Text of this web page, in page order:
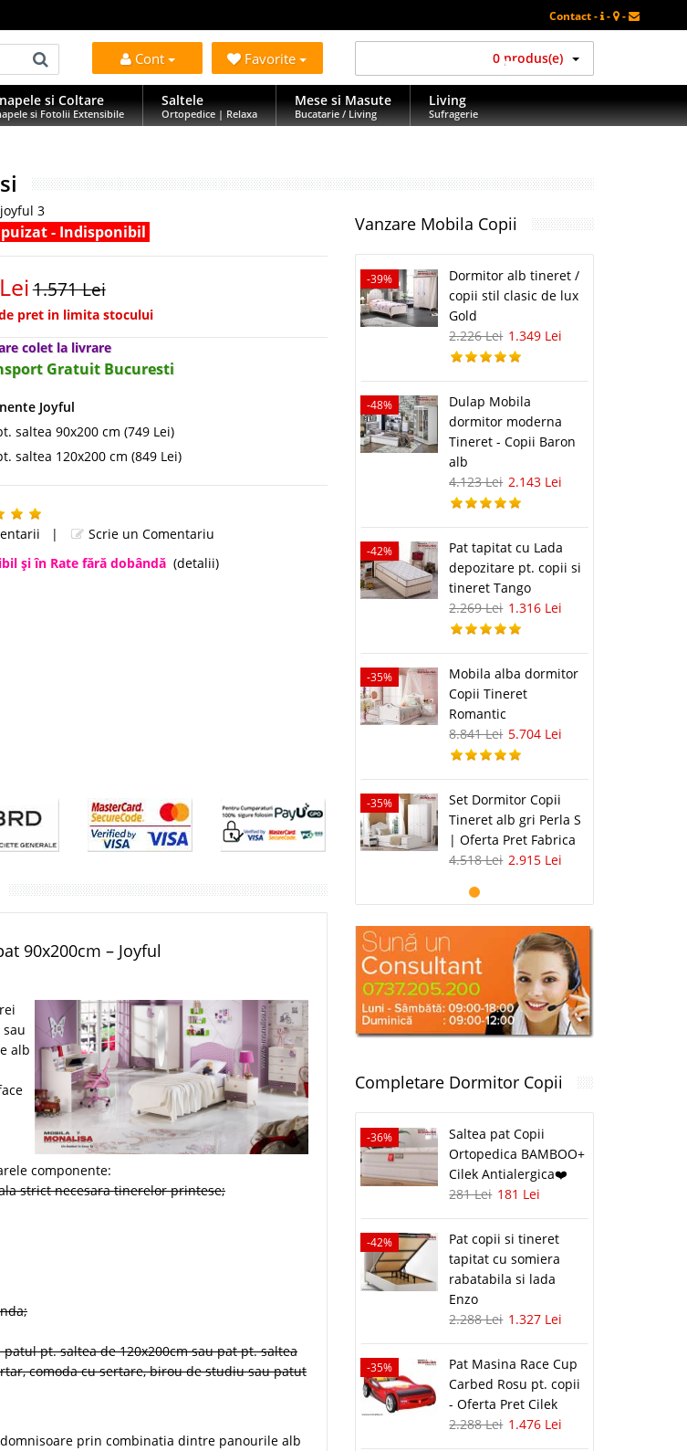
Contact - - -
Cont Favorite 0 produs(e)
si Coltare
si Fotolii Extensibile
Saltele
Ortopedice | Relaxa
Mese si Masute
Bucatarie / Living
Living
Sufragerie
joyful 3
- Indisponibil
1.571 Lei
pret in limita stocului
colet la livrare
Gratuit Bucuresti
Joyful
saltea 90x200 cm (749 Lei)
saltea 120x200 cm (849 Lei)
|
Scrie un Comentariu
şi în Rate fără dobândă (detalii)
90x200cm – Joyful
alb
componente:
strict necesara tinerelor printese;
pt. saltea de 120x200cm sau pat pt. saltea
comoda cu sertare, birou de studiu sau patut
prin combinatia dintre panourile alb
Vanzare Mobila Copii
-39%
Dormitor alb tineret /
copii stil clasic de lux
Gold
2.226 Lei 1.349 Lei
-48%
Dulap Mobila
dormitor moderna
Tineret - Copii Baron
alb
4.123 Lei 2.143 Lei
-42%
Pat tapitat cu Lada
depozitare pt. copii si
tineret Tango
2.269 Lei 1.316 Lei
-35%
Mobila alba dormitor
Copii Tineret
Romantic
8.841 Lei 5.704 Lei
-35%
Set Dormitor Copii
Tineret alb gri Perla S
| Oferta Pret Fabrica
4.518 Lei 2.915 Lei
Completare Dormitor Copii
-36%
Saltea pat Copii
Ortopedica BAMBOO+
Cilek Antialergica❤️
281 Lei 181 Lei
-42%
Pat copii si tineret
tapitat cu somiera
rabatabila si lada
Enzo
2.288 Lei 1.327 Lei
-35%
Pat Masina Race Cup
Carbed Rosu pt. copii
- Oferta Pret Cilek
2.288 Lei 1.476 Lei